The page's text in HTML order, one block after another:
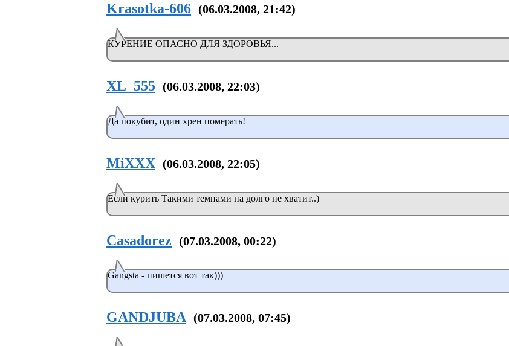
Krasotka-606 (06.03.2008, 21:42)
КУРЕНИЕ ОПАСНО ДЛЯ ЗДОРОВЬЯ...
XL_555 (06.03.2008, 22:03)
Да покубит, один хрен померать!
MiXXX (06.03.2008, 22:05)
Если курить Такими темпами на долго не хватит..)
Casadorez (07.03.2008, 00:22)
Gangsta - пишется вот так)))
GANDJUBA (07.03.2008, 07:45)